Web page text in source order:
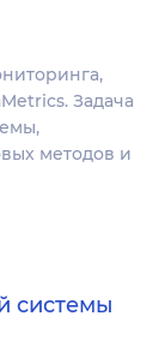
Задача
методов и
системы